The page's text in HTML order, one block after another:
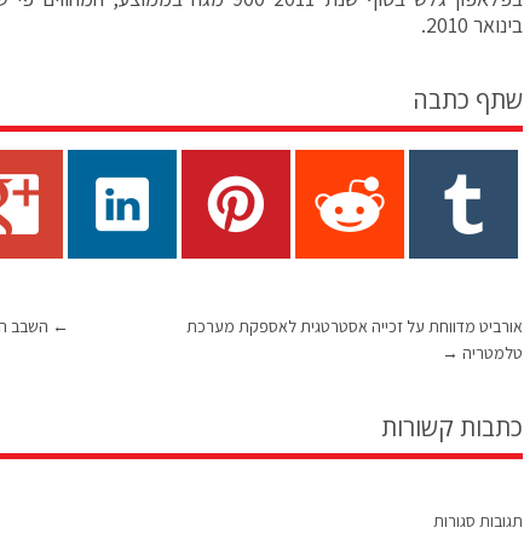
בינואר 2010.
שתף כתבה
← השבב
אורביט מדווחת על זכייה אסטרטגית לאספקת מערכת
טלמטריה →
כתבות קשורות
תגובות סגורות